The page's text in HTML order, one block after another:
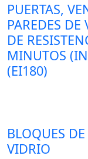
PUERTAS,
PAREDES
DE
MINUTOS
(EI180)
BLOQUES
VIDRIO